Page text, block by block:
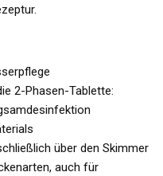
2-Phasen-Tablette:
über den Skimmer
auch für